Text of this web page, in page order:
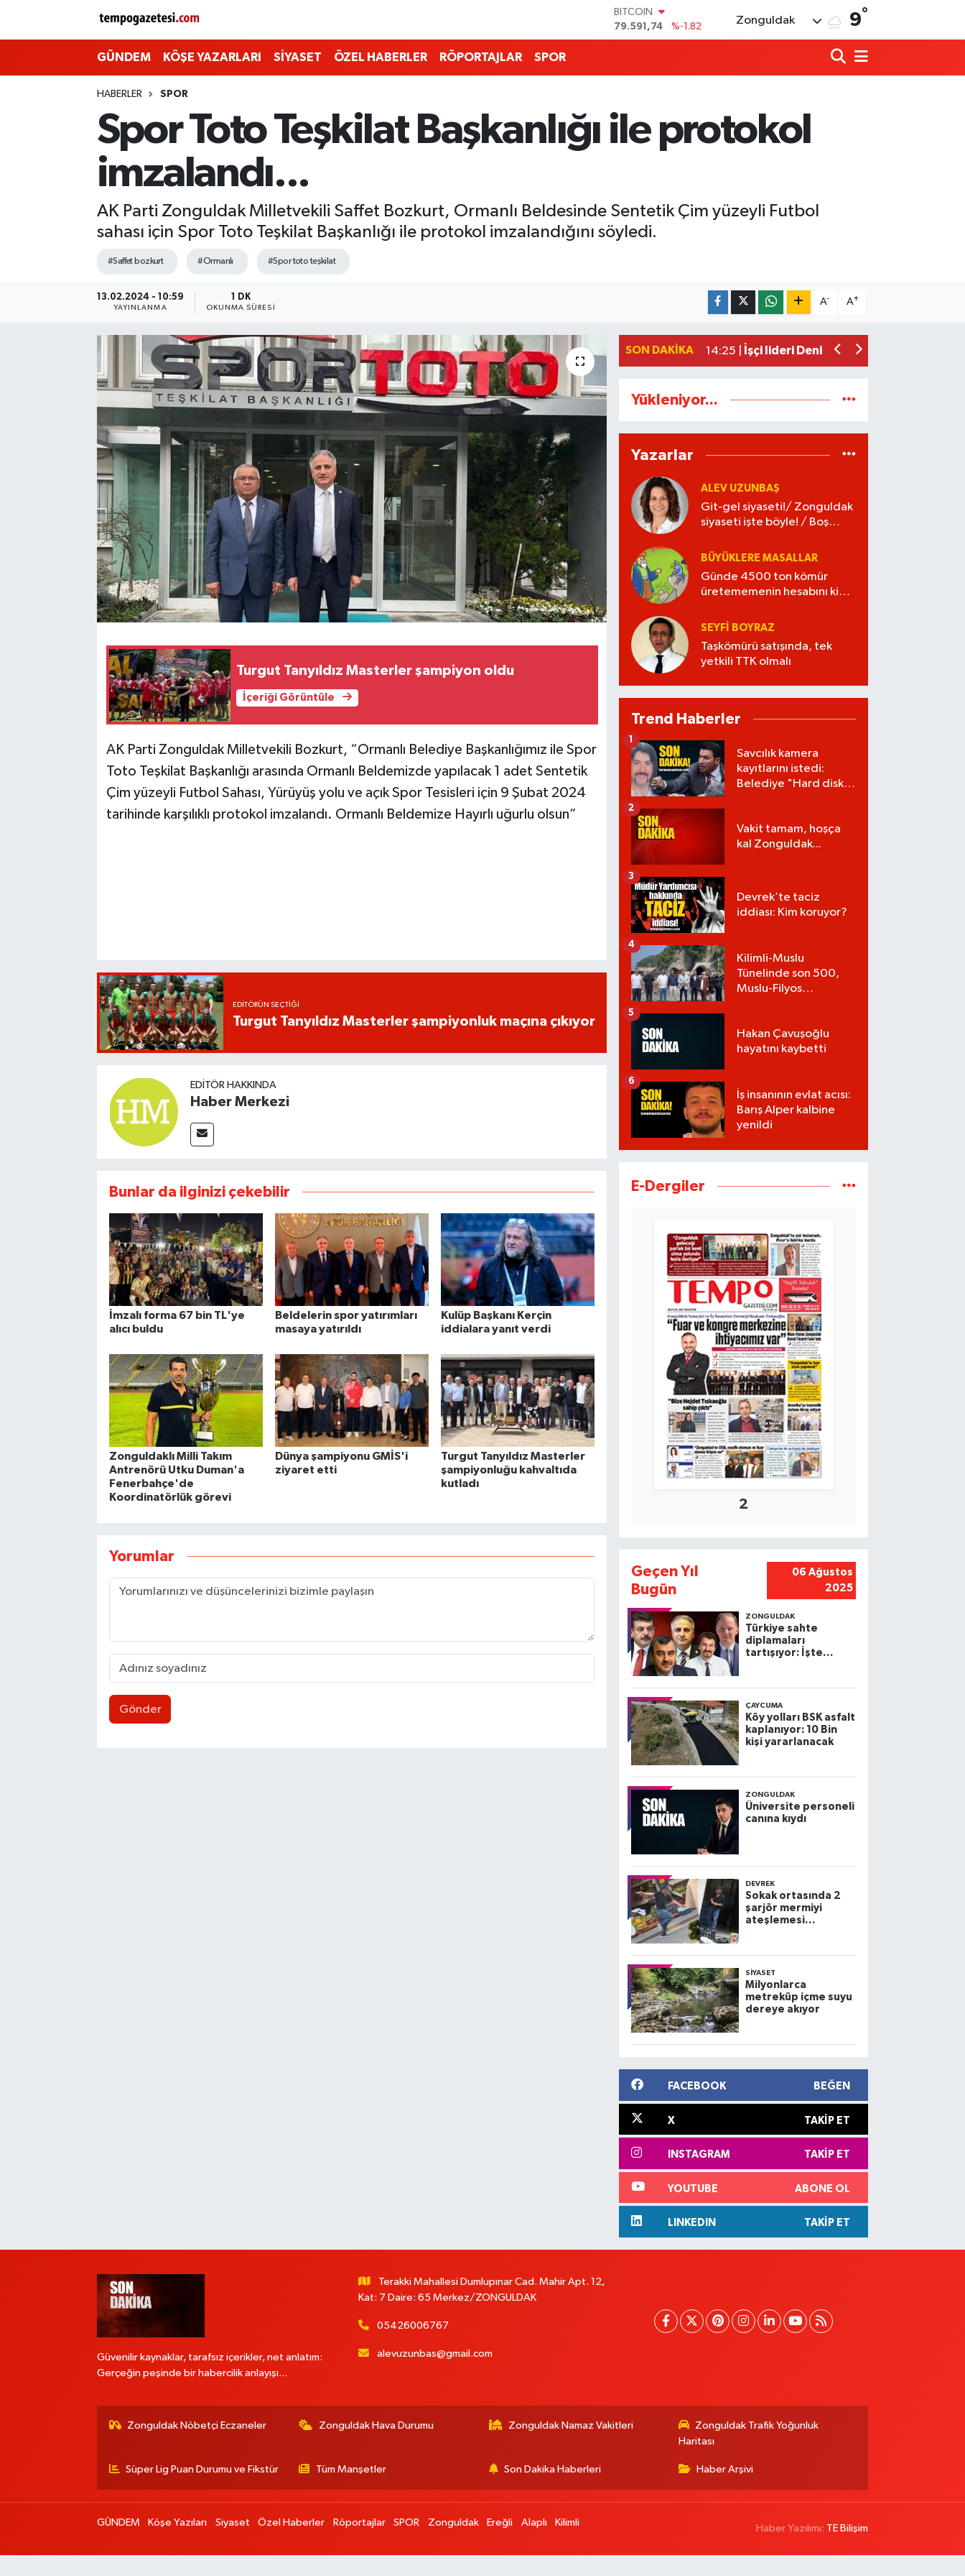
DOLAR
45,43620
%0.02
EURO
6862,09000
BİST100
14.598,00
%0
Zonguldak 9°
GÜNDEM KÖŞE YAZARLARI SİYASET ÖZEL HABERLER RÖPORTAJLAR SPOR
HABERLER SPOR
Spor Toto Teşkilat Başkanlığı ile protokol
imzalandı...
AK Parti Zonguldak Milletvekili Saffet Bozkurt, Ormanlı Beldesinde Sentetik Çim yüzeyli Futbol
sahası için Spor Toto Teşkilat Başkanlığı ile protokol imzalandığını söyledi.
#Saffet bozkurt #Ormanlı #Spor toto teşkilat
13.02.2024 - 10:59
YAYINLANMA
1 DK
OKUNMA SÜRESI
A- A+
Turgut Tanyıldız Masterler şampiyon oldu
İçeriği Görüntüle
AK Parti Zonguldak Milletvekili Bozkurt, “Ormanlı Belediye Başkanlığımız ile Spor
Toto Teşkilat Başkanlığı arasında Ormanlı Beldemizde yapılacak 1 adet Sentetik
Çim yüzeyli Futbol Sahası, Yürüyüş yolu ve açık Spor Tesisleri için 9 Şubat 2024
tarihinde karşılıklı protokol imzalandı. Ormanlı Beldemize Hayırlı uğurlu olsun”
EDITÖRÜN SEÇTIĞI
Turgut Tanyıldız Masterler şampiyonluk maçına çıkıyor
EDITÖR HAKKINDA
Haber Merkezi
Bunlar da ilginizi çekebilir
İmzalı forma 67 bin TL'ye
alıcı buldu
Beldelerin spor yatırımları
masaya yatırıldı
Kulüp Başkanı Kerçin
iddialara yanıt verdi
Zonguldaklı Milli Takım
Antrenörü Utku Duman'a
Fenerbahçe'de
Koordinatörlük görevi
Dünya şampiyonu GMİS'i
ziyaret etti
Turgut Tanyıldız Masterler
şampiyonluğu kahvaltıda
kutladı
Yorumlar
Gönder
SON DAKIKA
17:34 |Yeni Parti Zonguldak İl Yönetimi belli
17:30 |Zonguldak yaya geçidinde feci kaza:
14:25 |
İşçi lideri Denizer, kabri başında anıldı
Yükleniyor...
Yazarlar
ALEV UZUNBAŞ
Git-gel siyaseti!/ Zonguldak
siyaseti işte böyle! / Boş
BÜYÜKLERE MASALLAR
Günde 4500 ton kömür
üretememenin hesabını kim
SEYFI BOYRAZ
Taşkömürü satışında, tek
yetkili TTK olmalı
Trend Haberler
Savcılık kamera
kayıtlarını istedi:
Belediye "Hard disk
1
Vakit tamam, hoşça
kal Zonguldak...
2
Devrek’te taciz
iddiası: Kim koruyor?
3
Kilimli-Muslu
Tünelinde son 500,
Muslu-Filyos
4
Hakan Çavuşoğlu
hayatını kaybetti
5
İş insanının evlat acısı:
Barış Alper kalbine
yenildi
6
E-Dergiler
2
Geçen Yıl
Bugün
06 Ağustos
2025
ZONGULDAK
Türkiye sahte
diplamaları
tartışıyor: İşte
diplomaları
ÇAYCUMA
Köy yolları BSK asfalt
kaplanıyor: 10 Bin
kişi yararlanacak
ZONGULDAK
Üniversite personeli
canına kıydı
DEVREK
Sokak ortasında 2
şarjör mermiyi
ateşlemesi
SIYASET
Milyonlarca
metreküp içme suyu
dereye akıyor
FACEBOOK BEĞEN
X TAKIP ET
INSTAGRAM TAKIP ET
YOUTUBE ABONE OL
LINKEDIN TAKIP ET
Güvenilir kaynaklar, tarafsız içerikler, net anlatım:
Gerçeğin peşinde bir habercilik anlayışı...
Terakki Mahallesi Dumlupınar Cad. Mahir Apt. 12,
Kat: 7 Daire: 65 Merkez/ZONGULDAK
05426006767
alevuzunbas@gmail.com
Zonguldak Nöbetçi Eczaneler Zonguldak Hava Durumu Zonguldak Namaz Vakitleri
Zonguldak Trafik Yoğunluk
Haritası
Süper Lig Puan Durumu ve Fikstür Tüm Manşetler Son Dakika Haberleri Haber Arşivi
GÜNDEM Köşe Yazıları Siyaset Özel Haberler Röportajlar SPOR Zonguldak Ereğli Alaplı Kilimli
Haber Yazılımı: TE Bilişim
Zonguldak
Zonguldak Nöbetçi Eczaneler
Zonguldak Hava Durumu
Zonguldak Namaz Vakitleri
Zonguldak Trafik Yoğunluk Haritası
Tüm Manşetler